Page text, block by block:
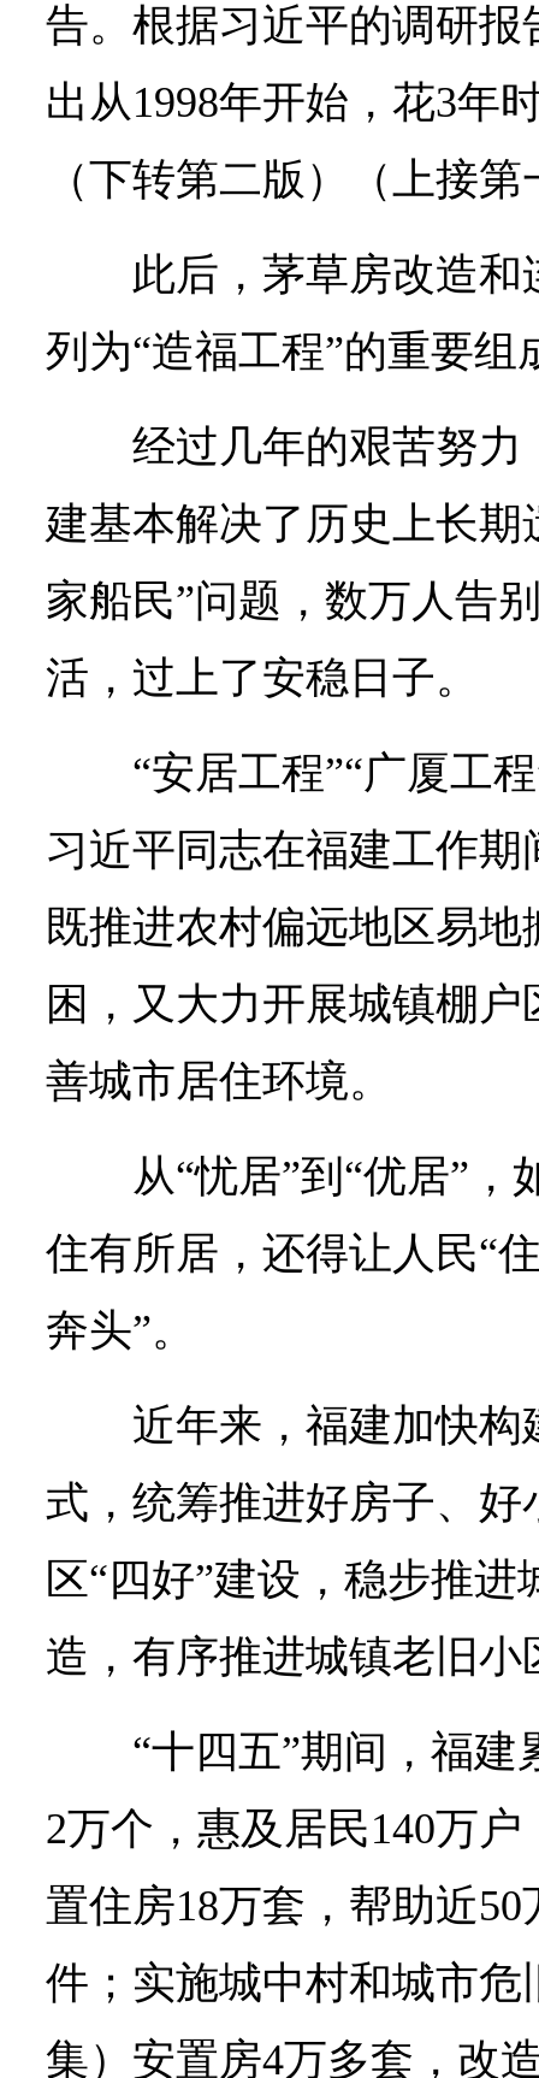
告。根据习近平的调研
出从1998年开始，花3年
（下转第二版）（上接第
此后，茅草房改造
列为“造福工程”的重要组
经过几年的艰苦努力
建基本解决了历史上长期
家船民”问题，数万人告
活，过上了安稳日子。
“安居工程”“广厦工
习近平同志在福建工作
既推进农村偏远地区易
困，又大力开展城镇棚
善城市居住环境。
从“忧居”到“优居”
住有所居，还得让人民“
奔头”。
近年来，福建加快
式，统筹推进好房子、
区“四好”建设，稳步推
造，有序推进城镇老旧
“十四五”期间，福建
2万个，惠及居民140万
置住房18万套，帮助近
件；实施城中村和城市
集）安置房4万多套，改